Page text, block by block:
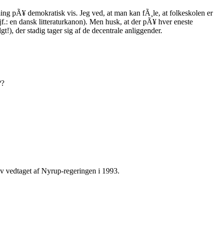
pÃ¥ demokratisk vis. Jeg ved, at man kan fÃ¸le, at folkeskolen er
en dansk litteraturkanon). Men husk, at der pÃ¥ hver eneste
der stadig tager sig af de decentrale anliggender.
vedtaget af Nyrup-regeringen i 1993.